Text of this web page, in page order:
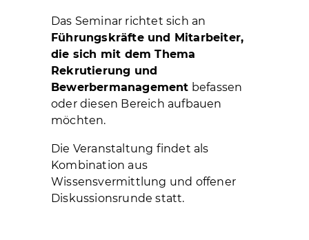
Das Seminar richtet sich an
Führungskräfte und Mitarbeiter,
die sich mit dem Thema
Rekrutierung und
Bewerbermanagement befassen
oder diesen Bereich aufbauen
möchten.
Die Veranstaltung findet als
Kombination aus
Wissensvermittlung und offener
Diskussionsrunde statt.